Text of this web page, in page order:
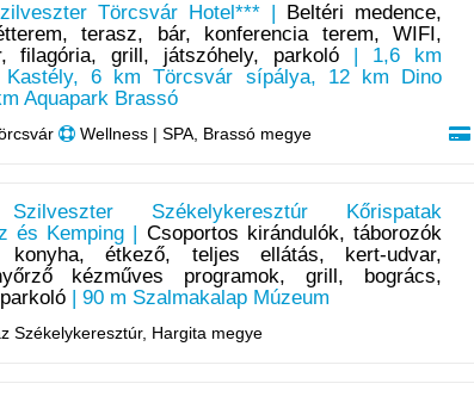
Törcsvár Hotel*** |
Beltéri medence,
terasz, bár, konferencia terem, WIFI,
filagória, grill, játszóhely, parkoló | 1,6 km
Kastély, 6 km Törcsvár sípálya, 12 km Dino
Aquapark Brassó
Wellness | SPA, Brassó megye
Székelykeresztúr Kőrispatak
és Kemping | Csoportos kirándulók, táborozók
konyha, étkező, teljes ellátás, kert-udvar,
kézműves programok, grill, bogrács,
| 90 m Szalmakalap Múzeum
Székelykeresztúr, Hargita megye